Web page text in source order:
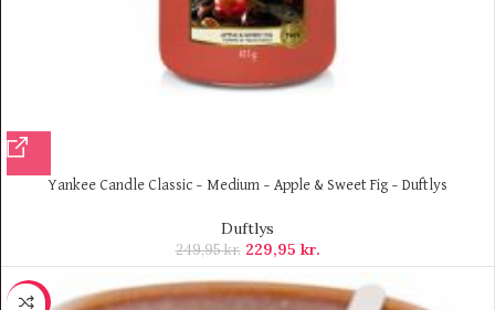
Yankee Candle Classic – Medium – Apple & Sweet Fig – Duftlys
Duftlys
249,95kr. 229,95 kr.
-10%